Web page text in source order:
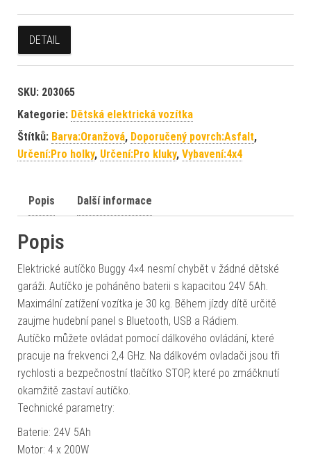
DETAIL
SKU: 203065
Kategorie: Dětská elektrická vozítka
Štítků: Barva:Oranžová, Doporučený povrch:Asfalt,
Určení:Pro holky, Určení:Pro kluky, Vybavení:4x4
Popis Další informace
Popis
Elektrické autíčko Buggy 4×4 nesmí chybět v žádné dětské
garáži. Autíčko je poháněno baterii s kapacitou 24V 5Ah.
Maximální zatížení vozítka je 30 kg. Během jízdy dítě určitě
zaujme hudební panel s Bluetooth, USB a Rádiem.
Autíčko můžete ovládat pomocí dálkového ovládání, které
pracuje na frekvenci 2,4 GHz. Na dálkovém ovladači jsou tři
rychlosti a bezpečnostní tlačítko STOP, které po zmáčknutí
okamžitě zastaví autíčko.
Technické parametry:
Baterie: 24V 5Ah
Motor: 4 x 200W